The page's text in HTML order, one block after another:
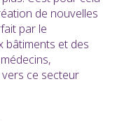
de nouvelles
par le
bâtiments et des
ce secteur